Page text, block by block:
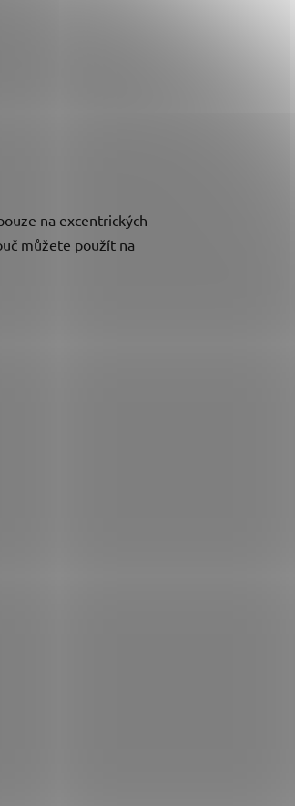
na excentrických
můžete použít na